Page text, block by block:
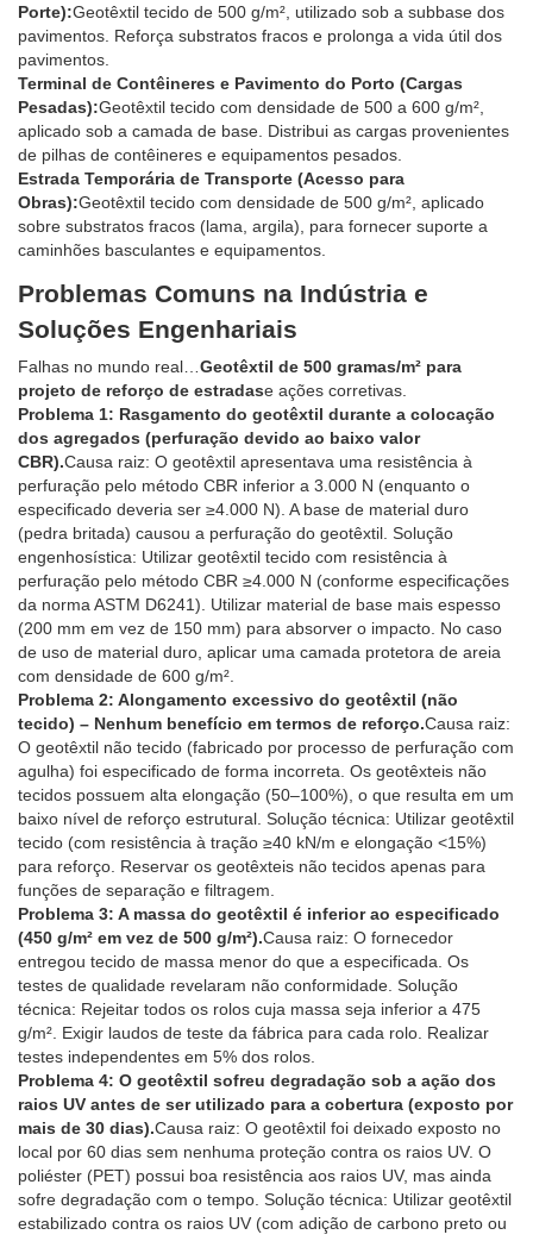
Porte):Geotêxtil tecido de 500 g/m², utilizado sob a subbase dos
pavimentos. Reforça substratos fracos e prolonga a vida útil dos
pavimentos.
Terminal de Contêineres e Pavimento do Porto (Cargas
Pesadas):Geotêxtil tecido com densidade de 500 a 600 g/m²,
aplicado sob a camada de base. Distribui as cargas provenientes
de pilhas de contêineres e equipamentos pesados.
Estrada Temporária de Transporte (Acesso para
Obras):Geotêxtil tecido com densidade de 500 g/m², aplicado
sobre substratos fracos (lama, argila), para fornecer suporte a
caminhões basculantes e equipamentos.
Problemas Comuns na Indústria e
Soluções Engenhariais
Falhas no mundo real… Geotêxtil de 500 gramas/m² para
projeto de reforço de estradase ações corretivas.
Problema 1: Rasgamento do geotêxtil durante a colocação
dos agregados (perfuração devido ao baixo valor
CBR).Causa raiz: O geotêxtil apresentava uma resistência à
perfuração pelo método CBR inferior a 3.000 N (enquanto o
especificado deveria ser ≥4.000 N). A base de material duro
(pedra britada) causou a perfuração do geotêxtil. Solução
engenhosística: Utilizar geotêxtil tecido com resistência à
perfuração pelo método CBR ≥4.000 N (conforme especificações
da norma ASTM D6241). Utilizar material de base mais espesso
(200 mm em vez de 150 mm) para absorver o impacto. No caso
de uso de material duro, aplicar uma camada protetora de areia
com densidade de 600 g/m².
Problema 2: Alongamento excessivo do geotêxtil (não
tecido) – Nenhum benefício em termos de reforço.Causa raiz:
O geotêxtil não tecido (fabricado por processo de perfuração com
agulha) foi especificado de forma incorreta. Os geotêxteis não
tecidos possuem alta elongação (50–100%), o que resulta em um
baixo nível de reforço estrutural. Solução técnica: Utilizar geotêxtil
tecido (com resistência à tração ≥40 kN/m e elongação <15%)
para reforço. Reservar os geotêxteis não tecidos apenas para
funções de separação e filtragem.
Problema 3: A massa do geotêxtil é inferior ao especificado
(450 g/m² em vez de 500 g/m²).Causa raiz: O fornecedor
entregou tecido de massa menor do que a especificada. Os
testes de qualidade revelaram não conformidade. Solução
técnica: Rejeitar todos os rolos cuja massa seja inferior a 475
g/m². Exigir laudos de teste da fábrica para cada rolo. Realizar
testes independentes em 5% dos rolos.
Problema 4: O geotêxtil sofreu degradação sob a ação dos
raios UV antes de ser utilizado para a cobertura (exposto por
mais de 30 dias).Causa raiz: O geotêxtil foi deixado exposto no
local por 60 dias sem nenhuma proteção contra os raios UV. O
poliéster (PET) possui boa resistência aos raios UV, mas ainda
sofre degradação com o tempo. Solução técnica: Utilizar geotêxtil
estabilizado contra os raios UV (com adição de carbono preto ou